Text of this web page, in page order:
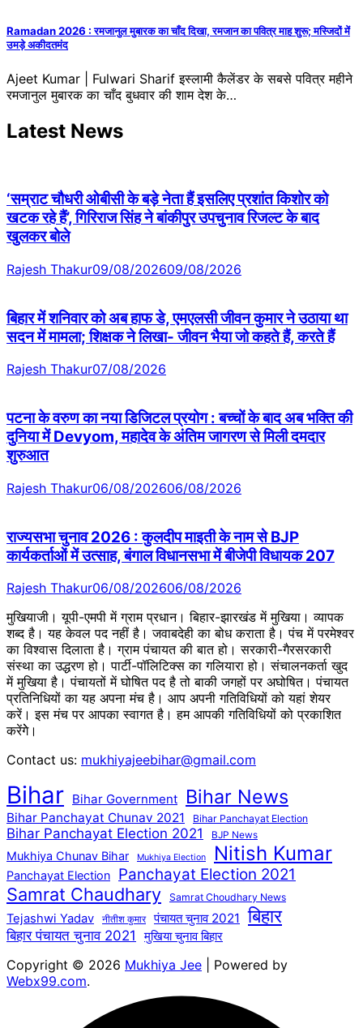
Ramadan 2026 : रमजानुल मुबारक का चाँद दिखा, रमजान का पवित्र माह शुरू; मस्जिदों में
उमड़े अकीदतमंद
Ajeet Kumar | Fulwari Sharif इस्लामी कैलेंडर के सबसे पवित्र महीने
रमजानुल मुबारक का चाँद बुधवार की शाम देश के…
Latest News
‘सम्राट चौधरी ओबीसी के बड़े नेता हैं इसलिए प्रशांत किशोर को
खटक रहे हैं’, गिरिराज सिंह ने बांकीपुर उपचुनाव रिजल्ट के बाद
खुलकर बोले
Rajesh Thakur09/08/202609/08/2026
बिहार में शनिवार को अब हाफ डे, एमएलसी जीवन कुमार ने उठाया था
सदन में मामला; शिक्षक ने लिखा- जीवन भैया जो कहते हैं, करते हैं
Rajesh Thakur07/08/2026
पटना के वरुण का नया डिजिटल प्रयोग : बच्चों के बाद अब भक्ति की
दुनिया में Devyom, महादेव के अंतिम जागरण से मिली दमदार
शुरुआत
Rajesh Thakur06/08/202606/08/2026
राज्यसभा चुनाव 2026 : कुलदीप माइती के नाम से BJP
कार्यकर्ताओं में उत्साह, बंगाल विधानसभा में बीजेपी विधायक 207
Rajesh Thakur06/08/202606/08/2026
मुखियाजी। यूपी-एमपी में ग्राम प्रधान। बिहार-झारखंड में मुखिया। व्यापक
शब्द है। यह केवल पद नहीं है। जवाबदेही का बोध कराता है। पंच में परमेश्वर
का विश्वास दिलाता है। ग्राम पंचायत की बात हो। सरकारी-गैरसरकारी
संस्था का उद्धरण हो। पार्टी-पॉलिटिक्स का गलियारा हो। संचालनकर्ता खुद
में मुखिया है। पंचायतों में घोषित पद है तो बाकी जगहों पर अघोषित। पंचायत
प्रतिनिधियों का यह अपना मंच है। आप अपनी गतिविधियों को यहां शेयर
करें। इस मंच पर आपका स्वागत है। हम आपकी गतिविधियों को प्रकाशित
करेंगेे।
Contact us: mukhiyajeebihar@gmail.com
Bihar Bihar Government Bihar News
Bihar Panchayat Chunav 2021 Bihar Panchayat Election
Bihar Panchayat Election 2021 BJP News
Mukhiya Chunav Bihar Mukhiya Election Nitish Kumar
Panchayat Election Panchayat Election 2021
Samrat Chaudhary Samrat Choudhary News
Tejashwi Yadav नीतीश कुमार पंचायत चुनाव 2021 बिहार
बिहार पंचायत चुनाव 2021 मुखिया चुनाव बिहार
Copyright © 2026 Mukhiya Jee | Powered by
Webx99.com.